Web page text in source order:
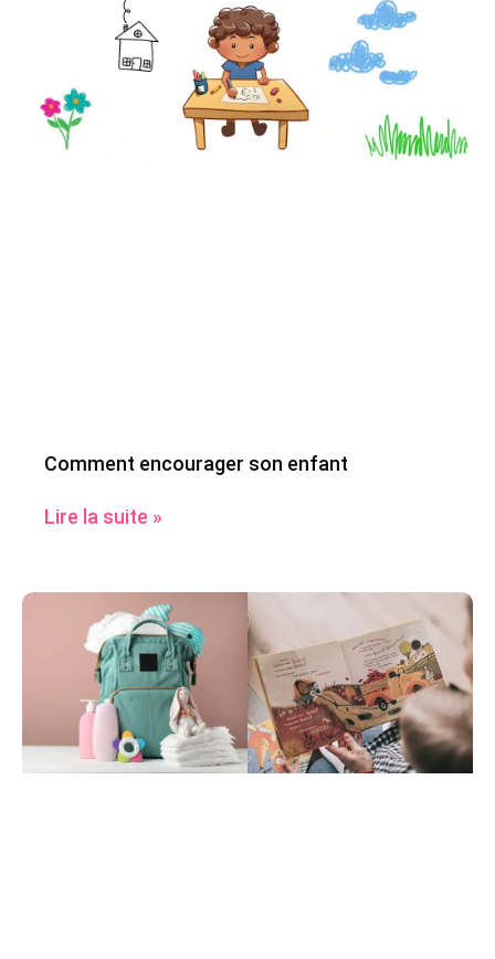
Comment encourager son enfant
Lire la suite »